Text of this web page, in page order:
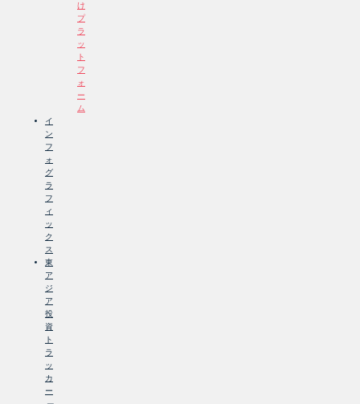
け
プ
ラ
ッ
ト
フ
ォ
ー
ム
イ
ン
フ
ォ
グ
ラ
フ
ィ
ッ
ク
ス
東
ア
ジ
ア
投
資
ト
ラ
ッ
カ
ー